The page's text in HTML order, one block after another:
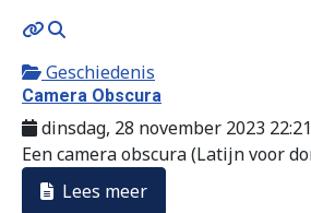
Geschiedenis
Camera Obscura
dinsdag, 28 november 2023 22:21
Een camera obscura (Latijn voor
Lees meer